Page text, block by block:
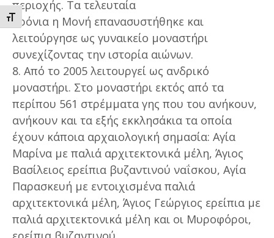
ΕΝΑΛΛΑΓΗ ΜΕΓΕΘΟΥΣ ΓΡΑΜΜΑΤΩΝ
περιοχής. Τα τελευταία
χρόνια η Μονή επανασυστήθηκε και
λειτούργησε ως γυναικείο μοναστήρι
συνεχίζοντας την ιστορία αιώνων.
8. Από το 2005 λειτουργεί ως ανδρικό
μοναστήρι. Στο μοναστήρι εκτός από τα
περίπου 561 στρέμματα γης που του ανήκουν,
ανήκουν και τα εξής εκκλησάκια τα οποία
έχουν κάποια αρχαιολογική σημασία: Αγία
Μαρίνα με παλιά αρχιτεκτονικά μέλη, Άγιος
Βασίλειος ερείπια βυζαντινού ναΐσκου, Αγία
Παρασκευή με εντοιχισμένα παλιά
αρχιτεκτονικά μέλη, Άγιος Γεώργιος ερείπια με
παλιά αρχιτεκτονικά μέλη και οι Μυροφόροι,